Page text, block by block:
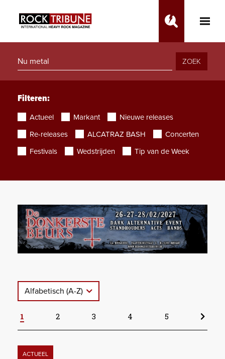
Toggle
ZOEK
Filteren:
Actueel Markant
Nieuwe releases
Re-releases
ALCATRAZ BASH
Concerten
Festivals
Wedstrijden Tip van de Week
Alfabetisch (A-Z)
1 2 3 4 5
ACTUEEL